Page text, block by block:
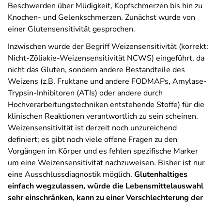
Beschwerden über Müdigkeit, Kopfschmerzen bis hin zu
Knochen- und Gelenkschmerzen. Zunächst wurde von
einer Glutensensitivität gesprochen.
Inzwischen wurde der BegriffWeizensensitivität (korrekt:
Nicht-­Zöliakie-­Weizensensitivität NCWS) eingeführt, da
nicht das Gluten, sondern andere Bestandteile des
Weizens (z.B. Fruktane und andere FODMAPs, Amylase-
Trypsin-Inhibitoren (ATIs) oder andere durch
Hochverarbeitungstechniken entstehende Stoffe) für die
klinischen Reaktionen verantwortlich zu sein scheinen.
Weizensensitivität ist derzeit noch unzureichend
definiert; es gibt noch viele offene Fragen zu den
Vorgängen im Körper und es fehlen spezifische Marker
um eine Weizensensitivität nachzuweisen. Bisher ist nur
eine Ausschlussdiagnostik möglich. Glutenhaltiges
einfach wegzulassen, würde die Lebensmittelauswahl
sehr einschränken, kann zu einer Verschlechterung der